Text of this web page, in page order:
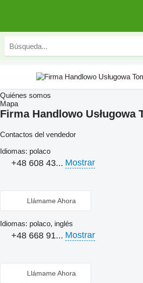
Quiénes somos
Mapa
Firma Handlowo Usługowa
Contactos del vendedor
Idiomas: polaco
+48 608 43... Mostrar
Llámame Ahora
Idiomas: polaco, inglés
+48 668 91... Mostrar
Llámame Ahora